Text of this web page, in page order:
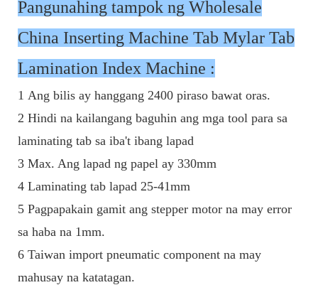
Pangunahing tampok ng Wholesale
China Inserting Machine Tab Mylar Tab
Lamination Index Machine :
1 Ang bilis ay hanggang 2400 piraso bawat oras.
2 Hindi na kailangang baguhin ang mga tool para sa
laminating tab sa iba't ibang lapad
3 Max. Ang lapad ng papel ay 330mm
4 Laminating tab lapad 25-41mm
5 Pagpapakain gamit ang stepper motor na may error
sa haba na 1mm.
6 Taiwan import pneumatic component na may
mahusay na katatagan.